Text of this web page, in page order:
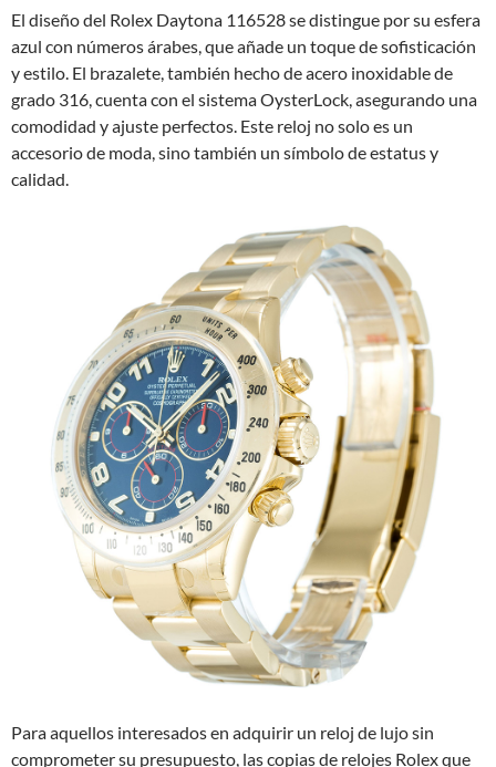
El diseño del Rolex Daytona 116528 se distingue por su esfera
azul con números árabes, que añade un toque de sofisticación
y estilo. El brazalete, también hecho de acero inoxidable de
grado 316, cuenta con el sistema OysterLock, asegurando una
comodidad y ajuste perfectos. Este reloj no solo es un
accesorio de moda, sino también un símbolo de estatus y
calidad.
Para aquellos interesados en adquirir un reloj de lujo sin
comprometer su presupuesto, las copias de relojes Rolex que